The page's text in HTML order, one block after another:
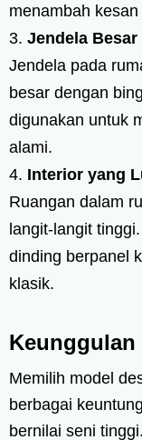
menambah
Jendela
Jendela pada
besar dengan
digunakan untuk
alami.
Interior yang
Ruangan dalam
langit-langit
dinding berpanel
klasik.
Keunggulan
Memilih model
berbagai
bernilai seni tinggi.